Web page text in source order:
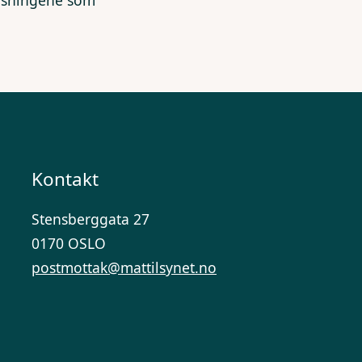
Kontakt
Stensberggata 27
0170 OSLO
postmottak@mattilsynet.no